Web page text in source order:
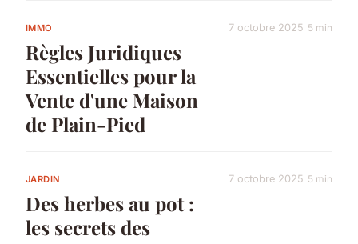
IMMO
Règles Juridiques
Essentielles pour la
Vente d'une Maison
de Plain-Pied
7 octobre 2025 5 min
JARDIN
Des herbes au pot :
les secrets des
7 octobre 2025 5 min